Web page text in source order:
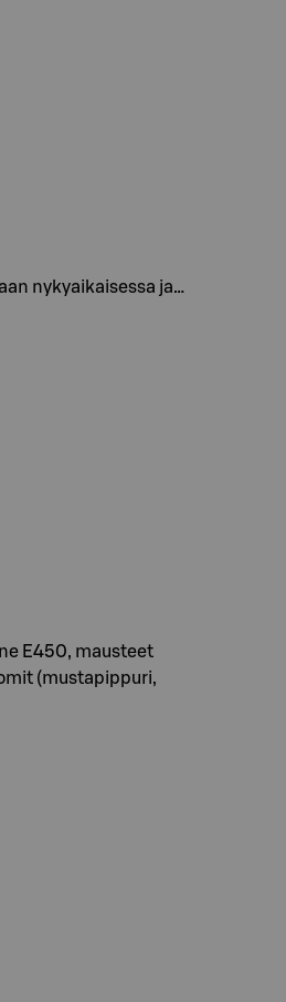
nykyaikaisessa ja…
E450, mausteet
(mustapippuri,